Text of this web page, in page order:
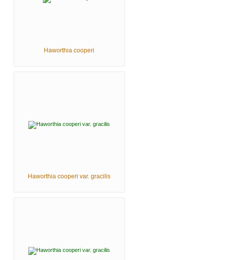
Haworthia cooperi
Haworthia cooperi var. gracilis